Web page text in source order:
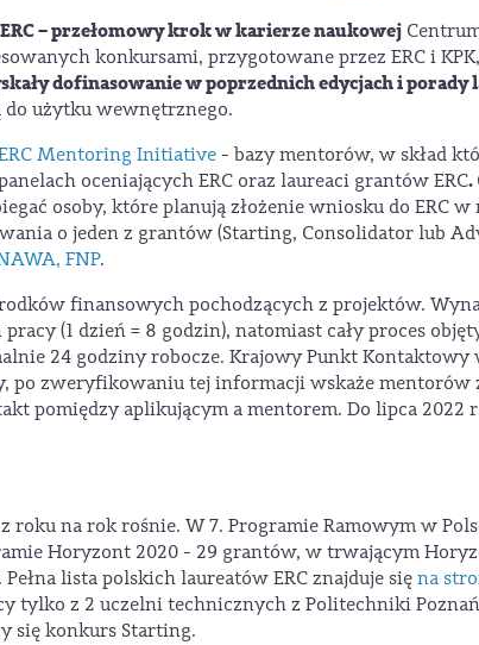
– przełomowy krok w karierze naukowej
konkursami, przygotowane przez ERC i
dofinasowanie w poprzednich edycjach i porady
do użytku wewnętrznego.
Mentoring Initiative - bazy mentorów, w skład
oceniających ERC oraz laureaci grantów ERC.
osoby, które planują złożenie wniosku do ERC w
o jeden z grantów (Starting, Consolidator lub
FNP.
finansowych pochodzących z projektów.
(1 dzień = 8 godzin), natomiast cały proces
24 godziny robocze. Krajowy Punkt Kontaktowy
po zweryfikowaniu tej informacji wskaże mentorów
pomiędzy aplikującym a mentorem. Do lipca 2022
na rok rośnie. W 7. Programie Ramowym w
Horyzont 2020 - 29 grantów, w trwającym
lista polskich laureatów ERC znajduje się na
tylko z 2 uczelni technicznych z Politechniki
się konkurs Starting.